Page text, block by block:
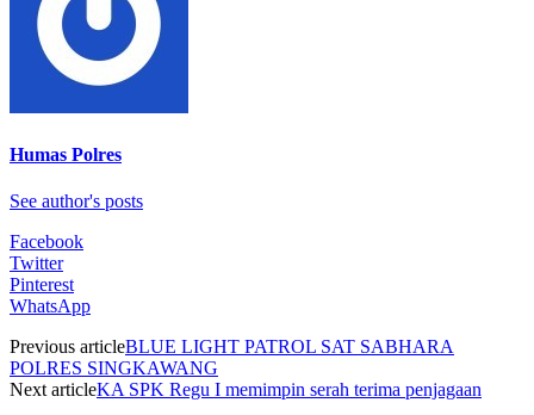
Humas Polres
See author's posts
Facebook
Twitter
Pinterest
WhatsApp
Previous articleBLUE LIGHT PATROL SAT SABHARA
POLRES SINGKAWANG
Next articleKA SPK Regu I memimpin serah terima penjagaan